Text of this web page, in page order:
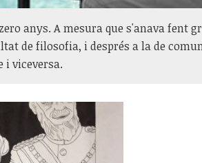
anys. A mesura que s'anava fent
de filosofia, i després a la de
i viceversa.